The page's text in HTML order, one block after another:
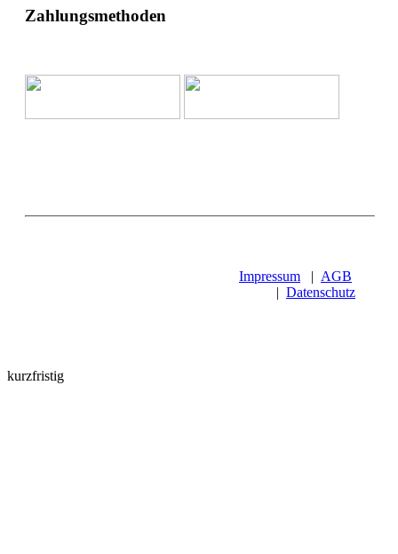
Zahlungsmethoden
Impressum | AGB
| Datenschutz
kurzfristig